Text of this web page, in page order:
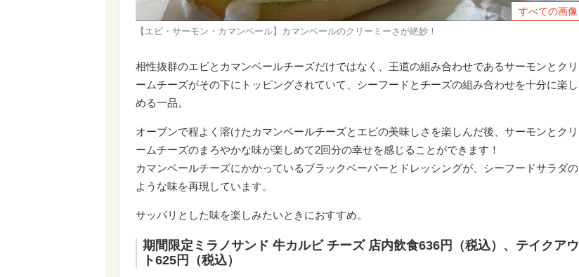
すべての画像
【エビ・サーモン・カマンベール】カマンベールのクリーミーさが絶妙！
相性抜群のエビとカマンベールチーズだけではなく、王道の組み合わせであるサーモンとクリ
ームチーズがその下にトッピングされていて、シーフードとチーズの組み合わせを十分に楽し
める一品。
オーブンで程よく溶けたカマンベールチーズとエビの美味しさを楽しんだ後、サーモンとクリ
ームチーズのまろやかな味が楽しめて2回分の幸せを感じることができます！
カマンベールチーズにかかっているブラックペーパーとドレッシングが、シーフードサラダの
ような味を再現しています。
サッパリとした味を楽しみたいときにおすすめ。
期間限定ミラノサンド 牛カルビ チーズ 店内飲食636円（税込）、テイクアウ
ト625円（税込）